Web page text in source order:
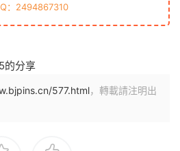
：2494867310
的分享
577.html，轉載請注明出